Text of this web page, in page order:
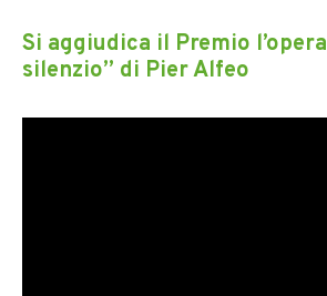
Si aggiudica il Premio l’opera
silenzio” di Pier Alfeo